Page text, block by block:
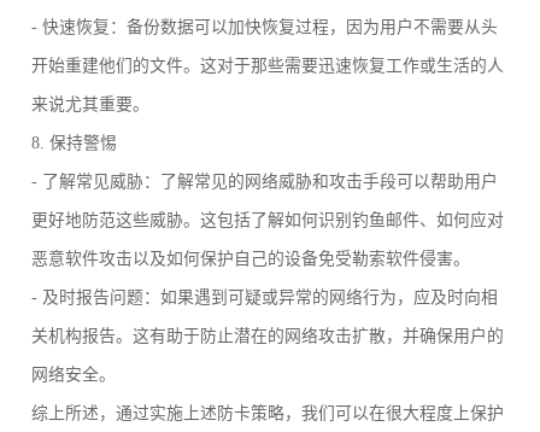
- 快速恢复：备份数据可以加快恢复过程，因为用户不需要从头
开始重建他们的文件。这对于那些需要迅速恢复工作或生活的人
来说尤其重要。
8. 保持警惕
- 了解常见威胁：了解常见的网络威胁和攻击手段可以帮助用户
更好地防范这些威胁。这包括了解如何识别钓鱼邮件、如何应对
恶意软件攻击以及如何保护自己的设备免受勒索软件侵害。
- 及时报告问题：如果遇到可疑或异常的网络行为，应及时向相
关机构报告。这有助于防止潜在的网络攻击扩散，并确保用户的
网络安全。
综上所述，通过实施上述防卡策略，我们可以在很大程度上保护